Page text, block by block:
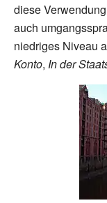
diese
auch
niedriges Niveau
Konto, In der